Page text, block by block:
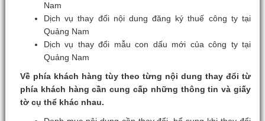
Nam
Dịch vụ thay đổi nội dung đăng ký thuế công ty tại
Quảng Nam
Dịch vụ thay đổi mẫu con dấu mới của công ty tại
Quảng Nam
Về phía khách hàng tùy theo từng nội dung thay đổi từ
phía khách hàng cần cung cấp những thông tin và giấy
tờ cụ thể khác nhau.